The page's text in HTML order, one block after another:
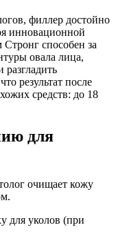
филлер достойно
инновационной
способен за
овала лица,
результат после
средств: до 18
для
очищает кожу
для уколов (при